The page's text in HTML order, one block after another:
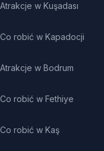
Atrakcje w Kuşadası
Co robić w Kapadocji
Atrakcje w Bodrum
Co robić w Fethiye
Co robić w Kaş